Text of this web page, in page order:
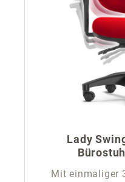
Lady
Mit einmaliger